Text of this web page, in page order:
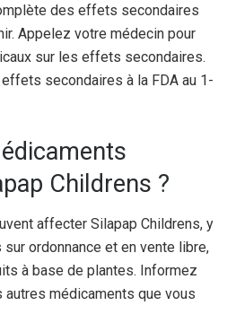
des effets secondaires
Appelez votre médecin pour
sur les effets secondaires.
secondaires à la FDA au 1-
Childrens ?
affecter Silapap Childrens, y
ordonnance et en vente libre,
à base de plantes. Informez
médicaments que vous